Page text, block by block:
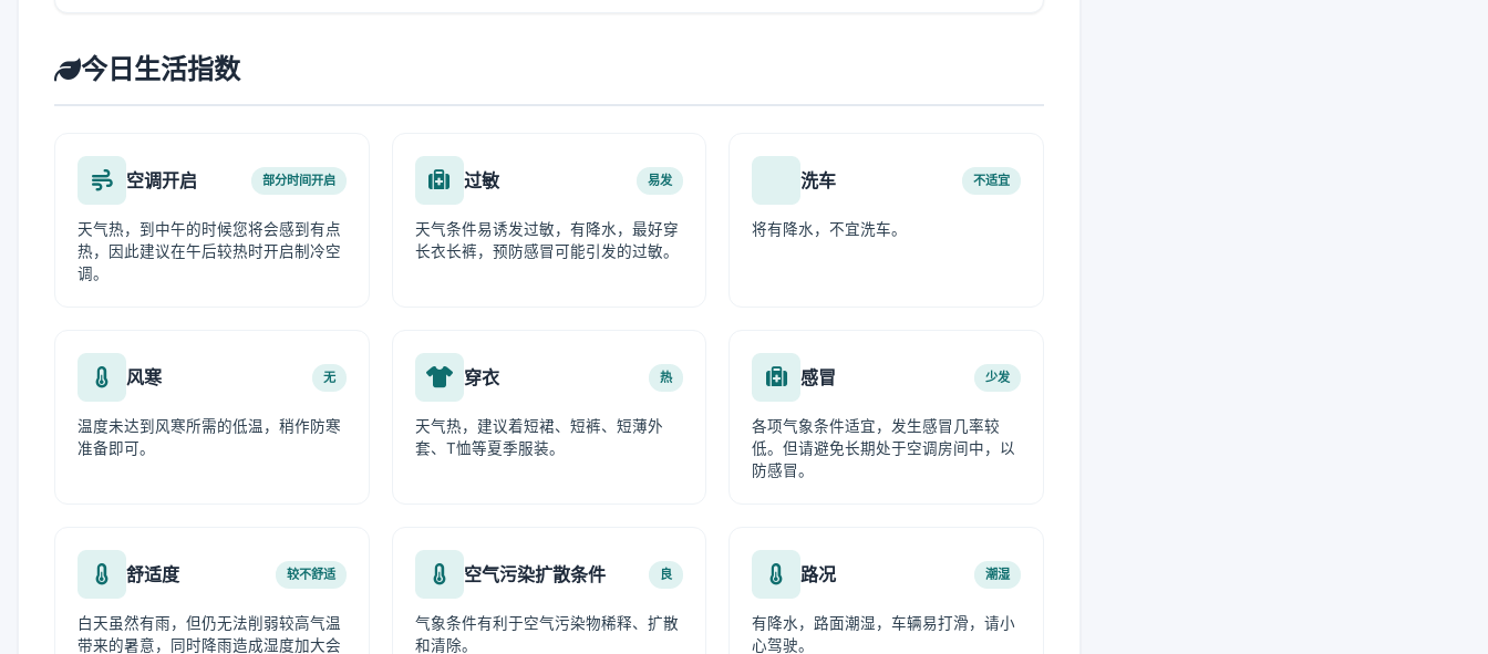
今日生活指数
空调开启 部分时间开启
天气热，到中午的时候您将会感到有点
热，因此建议在午后较热时开启制冷空
调。
过敏 易发
天气条件易诱发过敏，有降水，最好穿
长衣长裤，预防感冒可能引发的过敏。
洗车 不适宜
将有降水，不宜洗车。
风寒 无
温度未达到风寒所需的低温，稍作防寒
准备即可。
穿衣 热
天气热，建议着短裙、短裤、短薄外
套、T恤等夏季服装。
感冒 少发
各项气象条件适宜，发生感冒几率较
低。但请避免长期处于空调房间中，以
防感冒。
舒适度 较不舒适
白天虽然有雨，但仍无法削弱较高气温
带来的暑意，同时降雨造成湿度加大会
空气污染扩散条件 良
气象条件有利于空气污染物稀释、扩散
和清除。
路况 潮湿
有降水，路面潮湿，车辆易打滑，请小
心驾驶。